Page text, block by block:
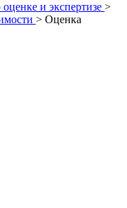
и экспертизе >
> Оценка